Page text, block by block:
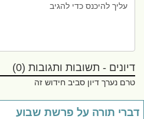
דיונים - תשובות ותגובות (0)
טרם נערך דיון סביב חידוש זה
תורה על פרשת שבוע